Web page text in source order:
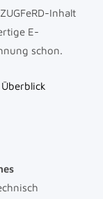
Inhalt
E-
schon.